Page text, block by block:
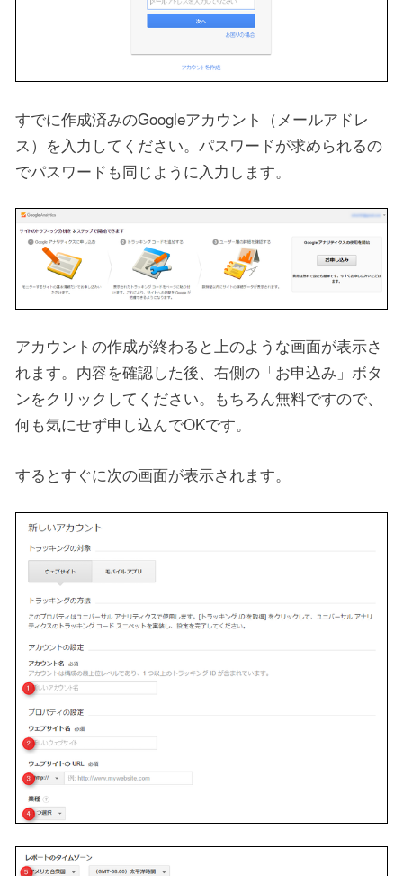
すでに作成済みのGoogleアカウント（メールアドレ
ス）を入力してください。パスワードが求められるの
でパスワードも同じように入力します。
アカウントの作成が終わると上のような画面が表示さ
れます。内容を確認した後、右側の「お申込み」ボタ
ンをクリックしてください。もちろん無料ですので、
何も気にせず申し込んでOKです。
するとすぐに次の画面が表示されます。